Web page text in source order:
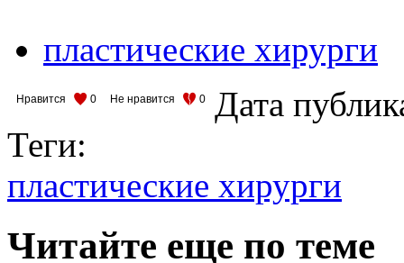
пластические хирурги
Нравится 0 Не нравится 0
Дата
Теги:
пластические хирурги
Читайте еще по теме